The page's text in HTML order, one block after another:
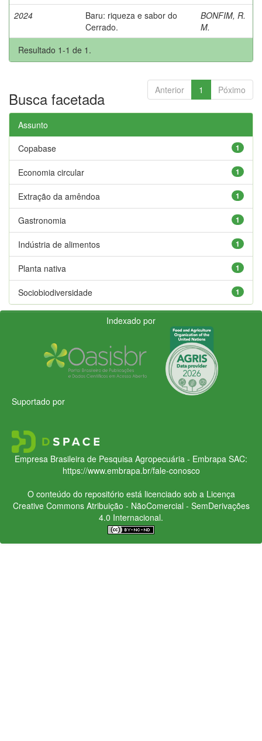
2024
Baru: riqueza e sabor do
Cerrado.
BONFIM, R.
M.
Resultado 1-1 de 1.
Anterior 1 Póximo
Busca facetada
Assunto
1
Copabase
1
Economia circular
1
Extração da amêndoa
1
Gastronomia
1
Indústria de alimentos
1
Planta nativa
1
Sociobiodiversidade
Indexado por
Suportado por
Empresa Brasileira de Pesquisa Agropecuária - Embrapa SAC:
https://www.embrapa.br/fale-conosco
O conteúdo do repositório está licenciado sob a Licença
Creative CommonsAtribuição - NãoComercial - SemDerivações
4.0 Internacional.